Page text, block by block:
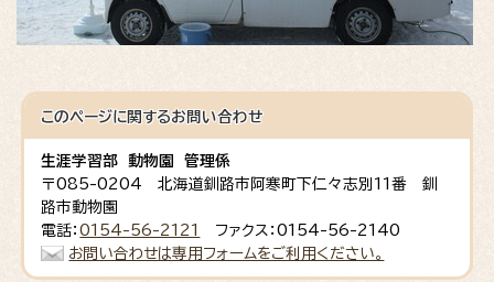
このページに関するお問い合わせ
生涯学習部 動物園 管理係
〒085-0204 北海道釧路市阿寒町下仁々志別11番 釧
路市動物園
電話：0154-56-2121
ファクス：0154-56-2140
お問い合わせは専用フォームをご利用ください。